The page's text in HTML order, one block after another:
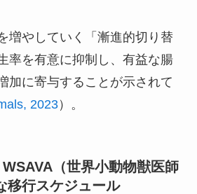
増やしていく「漸進的切り替
率を有意に抑制し、有益な腸
加に寄与することが示されて
2023）。
（世界小動物獣医師
移行スケジュール